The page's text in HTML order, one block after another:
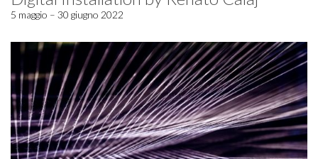
5 maggio – 30 giugno 2022